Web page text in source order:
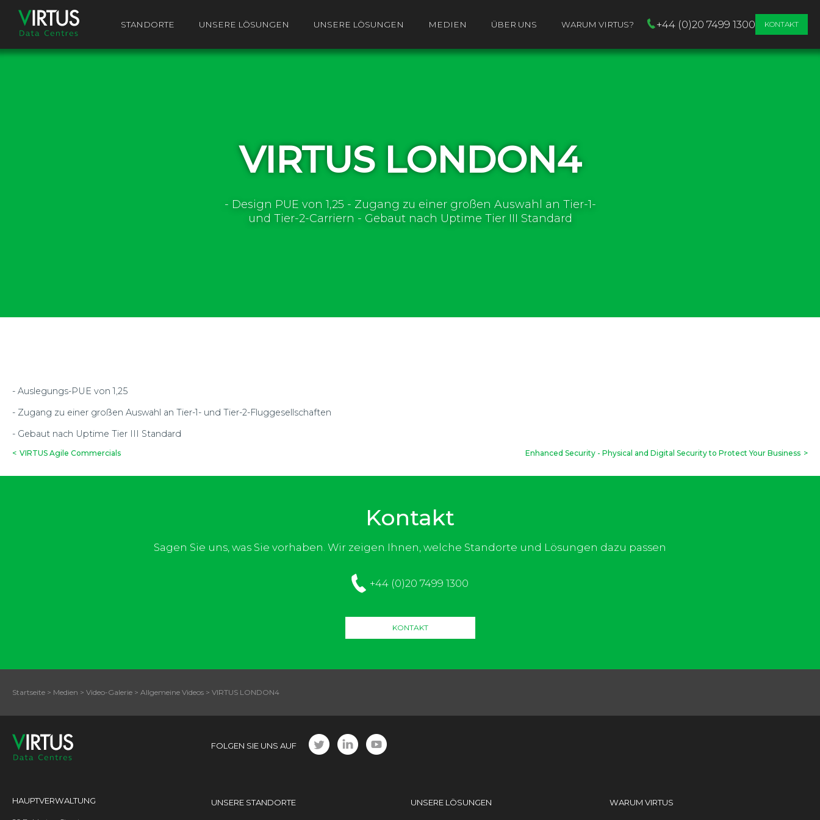
STANDORTE UNSERE LÖSUNGEN UNSERE LÖSUNGEN MEDIEN ÜBER UNS WARUM VIRTUS? +44 (0)20 7499 1300 KONTAKT
VIRTUS LONDON4
- Design PUE von 1,25 - Zugang zu einer großen Auswahl an Tier-1-
und Tier-2-Carriern - Gebaut nach Uptime Tier III Standard
- Auslegungs-PUE von 1,25
- Zugang zu einer großen Auswahl an Tier-1- und Tier-2-Fluggesellschaften
- Gebaut nach Uptime Tier III Standard
< VIRTUS Agile Commercials Enhanced Security - Physical and Digital Security to Protect Your Business >
Kontakt
Sagen Sie uns, was Sie vorhaben. Wir zeigen Ihnen, welche Standorte und Lösungen dazu passen
+44 (0)20 7499 1300
KONTAKT
Startseite > Medien > Video-Galerie > Allgemeine Videos > VIRTUS LONDON4
FOLGEN SIE UNS AUF
HAUPTVERWALTUNG UNSERE STANDORTE UNSERE LÖSUNGEN WARUM VIRTUS